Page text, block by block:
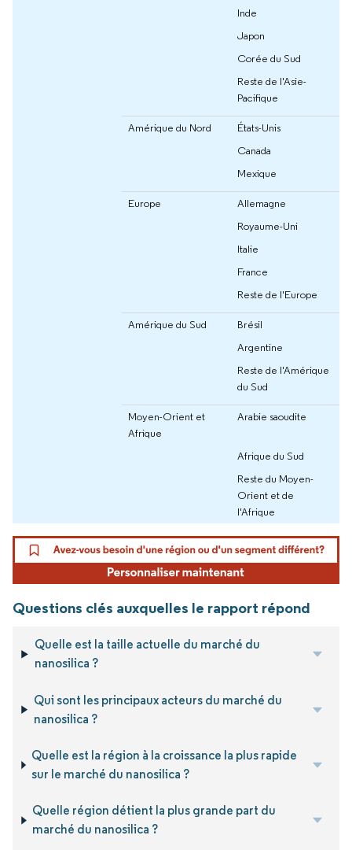
Inde
Japon
Corée du Sud
Reste de l'Asie-
Pacifique
Amérique du Nord
États-Unis
Canada
Mexique
Europe
Allemagne
Royaume-Uni
Italie
France
Reste de l'Europe
Amérique du Sud
Brésil
Argentine
Reste de l'Amérique
du Sud
Moyen-Orient et
Afrique
Arabie saoudite
Afrique du Sud
Reste du Moyen-
Orient et de
l'Afrique
Questions clés auxquelles le rapport répond
Quelle est la taille actuelle du marché du
nanosilica ?
Qui sont les principaux acteurs du marché du
nanosilica ?
Quelle est la région à la croissance la plus rapide
sur le marché du nanosilica ?
Quelle région détient la plus grande part du
marché du nanosilica ?